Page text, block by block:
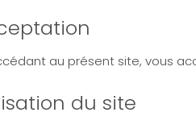
au présent site, vous
du site